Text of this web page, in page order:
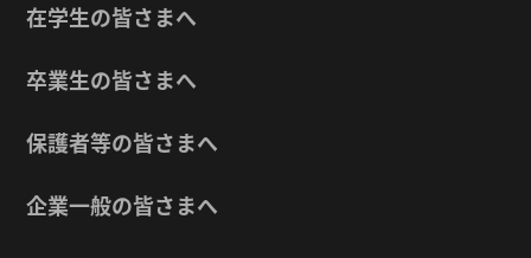
在学生の皆さまへ
卒業生の皆さまへ
保護者等の皆さまへ
企業一般の皆さまへ